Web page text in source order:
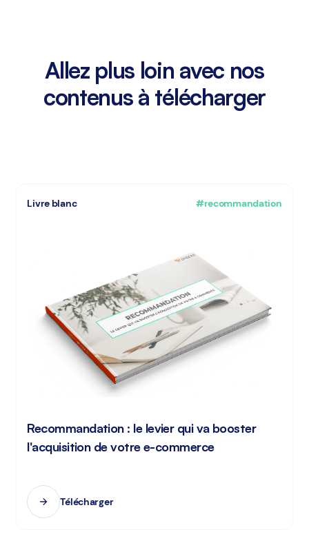
Allez plus loin avec nos
contenus à télécharger
Livre blanc #recommandation
Recommandation : le levier qui va booster
l'acquisition de votre e-commerce
Télécharger